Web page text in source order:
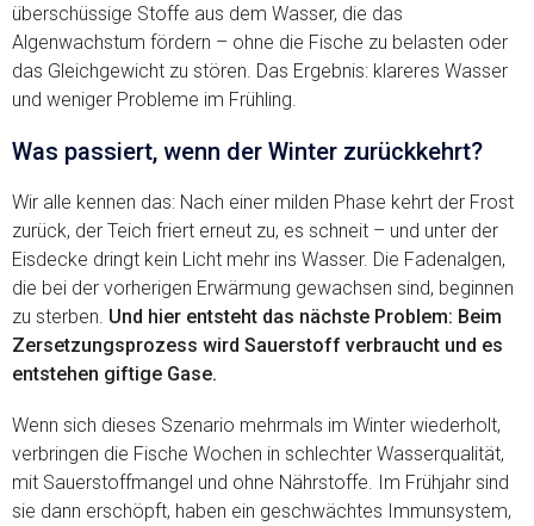
überschüssige Stoffe aus dem Wasser, die das
Algenwachstum fördern – ohne die Fische zu belasten oder
das Gleichgewicht zu stören. Das Ergebnis: klareres Wasser
und weniger Probleme im Frühling.
Was passiert, wenn der Winter zurückkehrt?
Wir alle kennen das: Nach einer milden Phase kehrt der Frost
zurück, der Teich friert erneut zu, es schneit – und unter der
Eisdecke dringt kein Licht mehr ins Wasser. Die Fadenalgen,
die bei der vorherigen Erwärmung gewachsen sind, beginnen
zu sterben. Und hier entsteht das nächste Problem: Beim
Zersetzungsprozess wird Sauerstoff verbraucht und es
entstehen giftige Gase.
Wenn sich dieses Szenario mehrmals im Winter wiederholt,
verbringen die Fische Wochen in schlechter Wasserqualität,
mit Sauerstoffmangel und ohne Nährstoffe. Im Frühjahr sind
sie dann erschöpft, haben ein geschwächtes Immunsystem,